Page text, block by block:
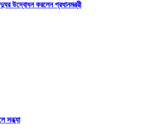
উদ্বোধন করলেন প্রধানমন্ত্রী
সন্ধ্যা